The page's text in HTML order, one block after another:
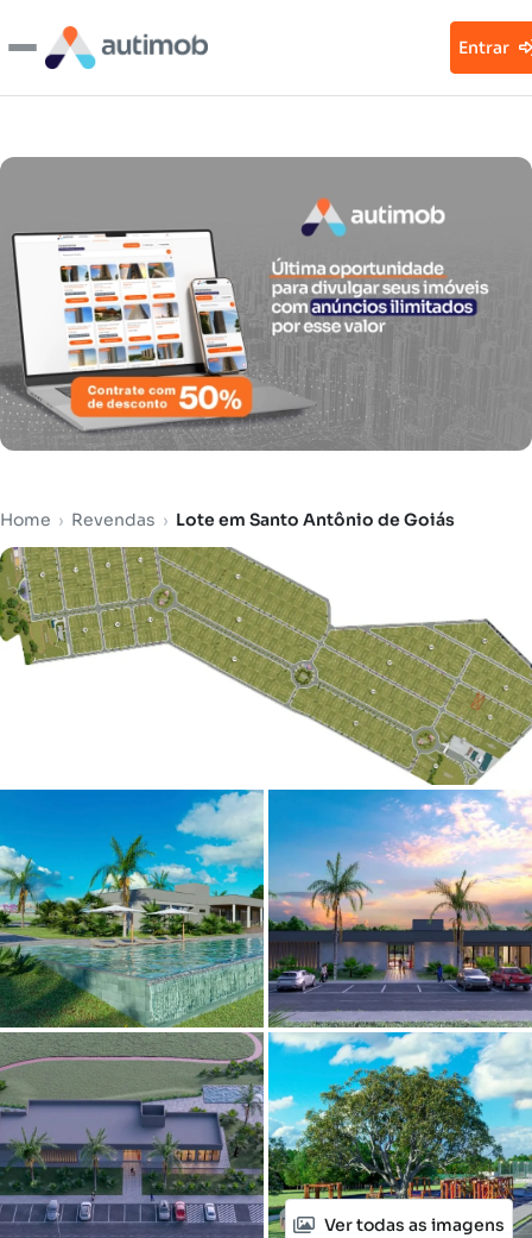
Entrar
Home › Revendas › Lote em Santo Antônio de Goiás
Ver todas as imagens